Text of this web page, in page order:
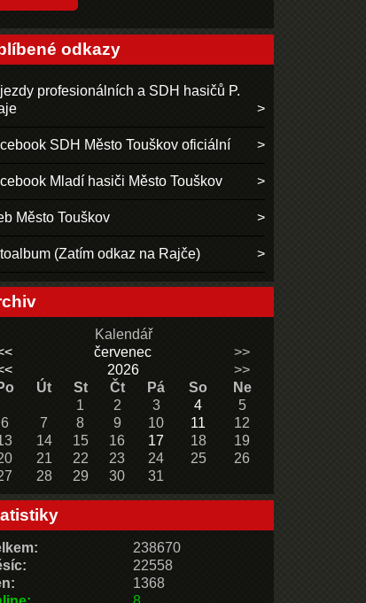
odkazy
profesionálních a SDH hasičů P.
SDH Město Touškov oficiální
Mladí hasiči Město Touškov
Město Touškov
(Zatím odkaz na Rajče)
Kalendář
červenec
>>
2026
>>
Út St Čt Pá So
Ne
1
2 3 4
5
6
7 8 9 10 11
12
14 15 16 17 18
19
21 22 23 24 25
26
28 29 30 31
238670
22558
1368